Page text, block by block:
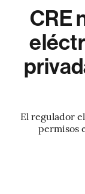
CRE
El regulador
permisos